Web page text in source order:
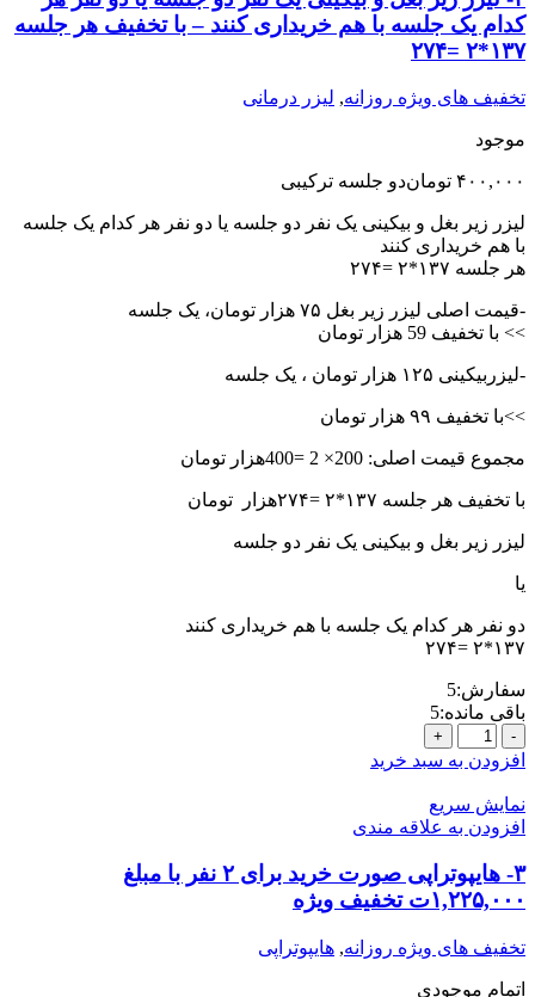
کدام یک جلسه با هم خریداری کنند – با تخفیف هر جلسه
١٣٧*٢ =٢٧۴
تخفیف های ویژه روزانه, لیزر درمانی
موجود
۴۰۰,۰۰۰ توماندو جلسه ترکیبی
لیزر زیر بغل و بیکینی یک نفر دو جلسه یا دو نفر هر کدام یک جلسه
با هم خریداری کنند
هر جلسه ١٣٧*٢ =٢٧۴
-قیمت اصلی لیزر زیر بغل ۷۵ هزار تومان، یک جلسه
>> با تخفیف 59 هزار تومان
-لیزربیکینی ١٢۵ هزار تومان ، یک جلسه
>>با تخفیف ۹۹ هزار تومان
مجموع قیمت اصلی: 200× 2 =400هزار تومان
با تخفیف هر جلسه ١٣٧*٢ =٢٧۴هزار تومان
لیزر زیر بغل و بیکینی یک نفر دو جلسه
یا
دو نفر هر کدام یک جلسه با هم خریداری کنند
١٣٧*٢ =٢٧۴
سفارش:5
باقی مانده:5
3-
لیزر
زیر
بغل
و
یک
نفر
دو
جلسه
یا
افزودن به سبد خرید
نمایش سریع
افزودن به علاقه مندی
۳- هایپوتراپی صورت خرید برای ۲ نفر با مبلغ
۱,۲۲۵,۰۰۰ت تخفیف ویژه
تخفیف های ویژه روزانه, هایپوتراپی
اتمام موجودی